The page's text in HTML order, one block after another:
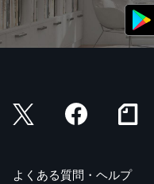
よくある質問・ヘルプ